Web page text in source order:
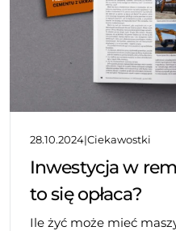
28.10.2024|Ciekawostki
Inwestycja w
to się opłaca?
Ile żyć może mieć